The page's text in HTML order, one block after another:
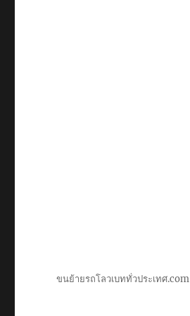
ขนย้ายรถโลวเบททั่วประเทศ.com